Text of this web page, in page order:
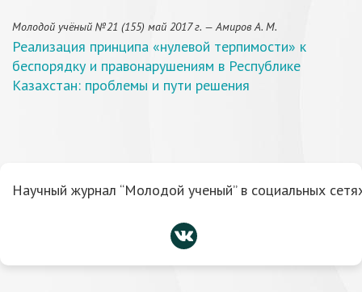
Молодой учёный №21 (155) май 2017 г. — Амиров А. М.
Реализация принципа «нулевой терпимости» к
беспорядку и правонарушениям в Республике
Казахстан: проблемы и пути решения
Научный журнал “Молодой ученый” в социальных